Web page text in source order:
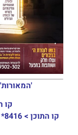
קו
קו התוכן >